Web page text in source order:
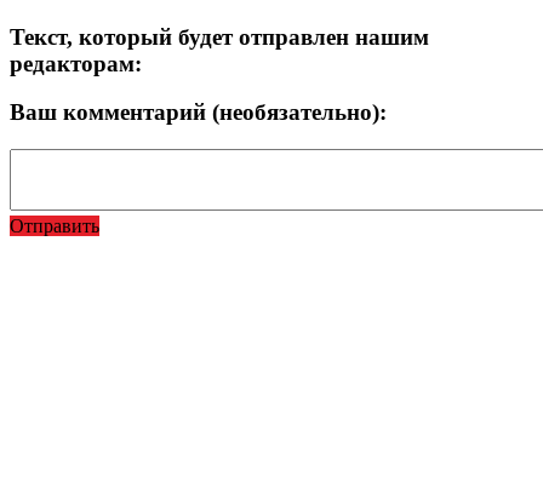
Текст, который будет отправлен нашим
редакторам:
Ваш комментарий (необязательно):
Отправить